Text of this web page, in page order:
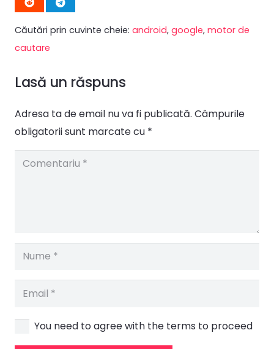
Căutări prin cuvinte cheie: android, google, motor de
cautare
Lasă un răspuns
Adresa ta de email nu va fi publicată. Câmpurile
obligatorii sunt marcate cu *
You need to agree with the terms to proceed